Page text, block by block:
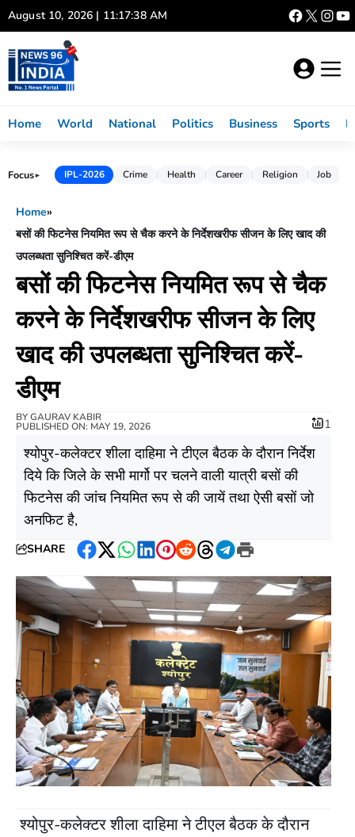
Skip
to
content
August 10, 2026 | 11:17:39 AM
Home World National Politics Business Sports
Focus► IPL-2026 Crime Health Career Religion Job
Home»
बसों की फिटनेस नियमित रूप से चैक करने के निर्देशखरीफ सीजन के लिए खाद की
उपलब्धता सुनिश्चित करें-डीएम
बसों की फिटनेस नियमित रूप से चैक
करने के निर्देशखरीफ सीजन के लिए
खाद की उपलब्धता सुनिश्चित करें-
डीएम
BYGAURAV KABIR
PUBLISHED ON: MAY 19, 2026 1
श्योपुर-कलेक्टर शीला दाहिमा ने टीएल बैठक के दौरान निर्देश
दिये कि जिले के सभी मार्गो पर चलने वाली यात्री बसों की
फिटनेस की जांच नियमित रूप से की जायें तथा ऐसी बसों जो
अनफिट है,
SHARE
Facebook
Twitter
WhatsApp
LinkedIn
Pinterest
RedditThreads
Telegram
Print
श्योपुर-कलेक्टर शीला दाहिमा ने टीएल बैठक के दौरान